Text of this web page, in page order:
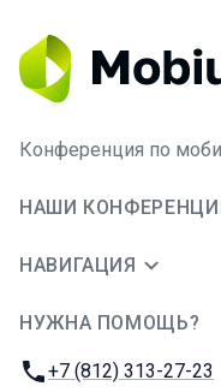
Конференция по
НАШИ
НАВИГАЦИЯ
НУЖНА ПОМОЩЬ?
Телефон:
+7 (812) 313-27-23